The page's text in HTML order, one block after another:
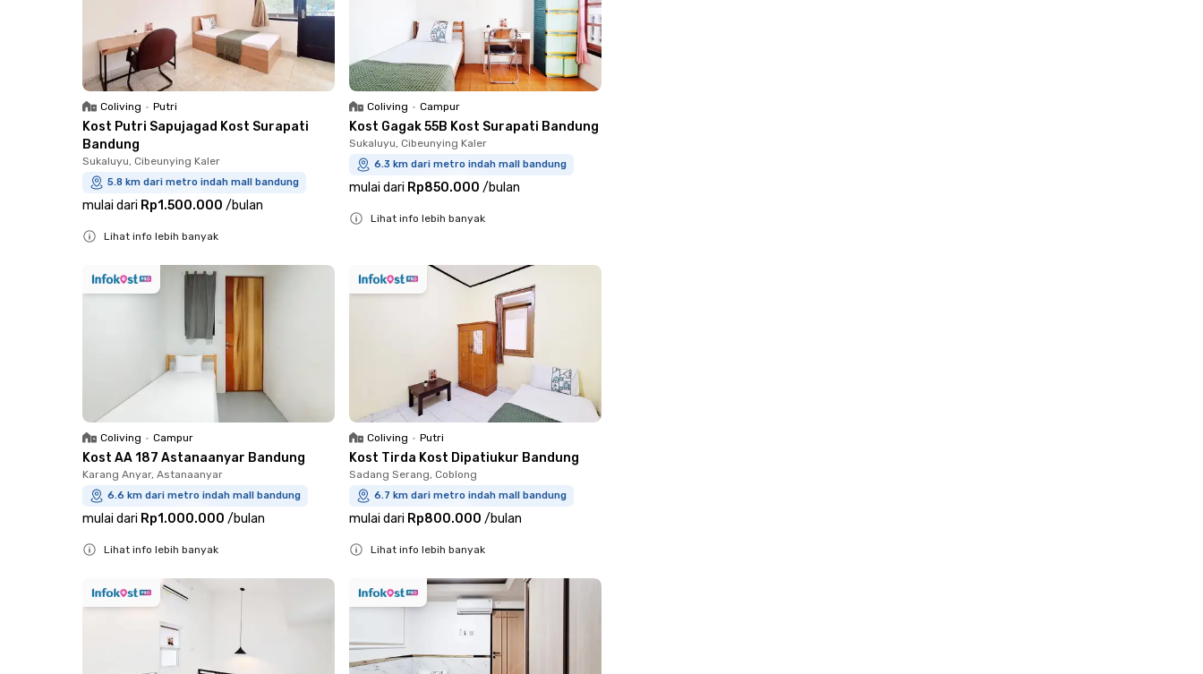
Coliving • Putri
Kost Putri Sapujagad Kost Surapati
Bandung
Sukaluyu, Cibeunying Kaler
5.8 km dari metro indah mall bandung
mulai dari Rp1.500.000 /bulan
Lihat info lebih banyak
Coliving • Campur
Kost Gagak 55B Kost Surapati Bandung
Sukaluyu, Cibeunying Kaler
6.3 km dari metro indah mall bandung
mulai dari Rp850.000 /bulan
Lihat info lebih banyak
Coliving • Campur
Kost AA 187 Astanaanyar Bandung
Karang Anyar, Astanaanyar
6.6 km dari metro indah mall bandung
mulai dari Rp1.000.000 /bulan
Lihat info lebih banyak
Coliving • Putri
Kost Tirda Kost Dipatiukur Bandung
Sadang Serang, Coblong
6.7 km dari metro indah mall bandung
mulai dari Rp800.000 /bulan
Lihat info lebih banyak